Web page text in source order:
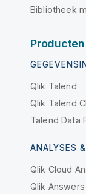
Bibliotheek
Producten
Qlik Talend
Qlik Talend
Talend Data
ANALYSES &
Qlik Cloud
Qlik Answers